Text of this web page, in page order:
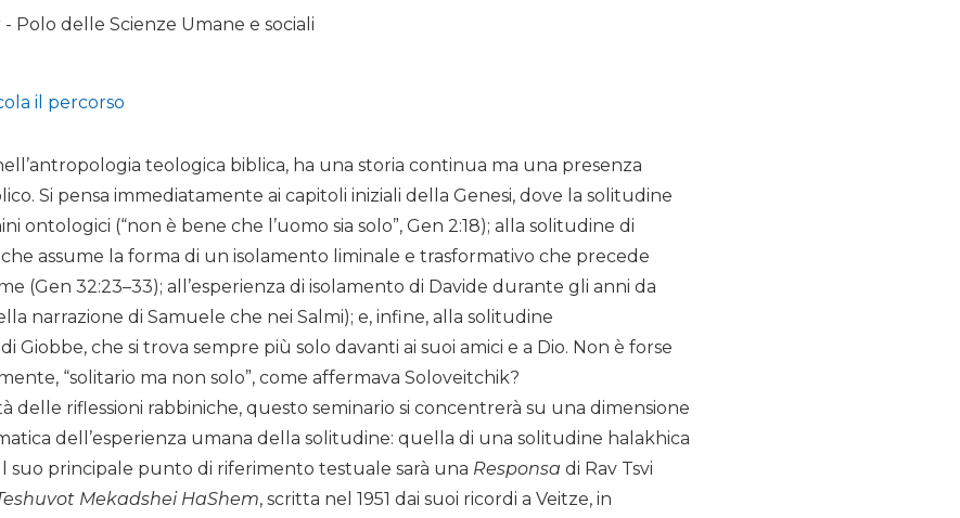
Polo delle Scienze Umane e sociali
il percorso
teologica biblica, ha una storia continua ma una presenza
Si pensa immediatamente ai capitoli iniziali della Genesi, dove la solitudine
ontologici (“non è bene che l’uomo sia solo”, Gen 2:18); alla solitudine di
che assume la forma di un isolamento liminale e trasformativo che precede
(Gen 32:23–33); all’esperienza di isolamento di Davide durante gli anni da
narrazione di Samuele che nei Salmi); e, infine, alla solitudine
Giobbe, che si trova sempre più solo davanti ai suoi amici e a Dio. Non è forse
“solitario ma non solo”, come affermava Soloveitchik?
delle riflessioni rabbiniche, questo seminario si concentrerà su una dimensione
dell’esperienza umana della solitudine: quella di una solitudine halakhica
suo principale punto di riferimento testuale sarà una Responsa di Rav Tsvi
Mekadshei HaShem, scritta nel 1951 dai suoi ricordi a Veitze, in